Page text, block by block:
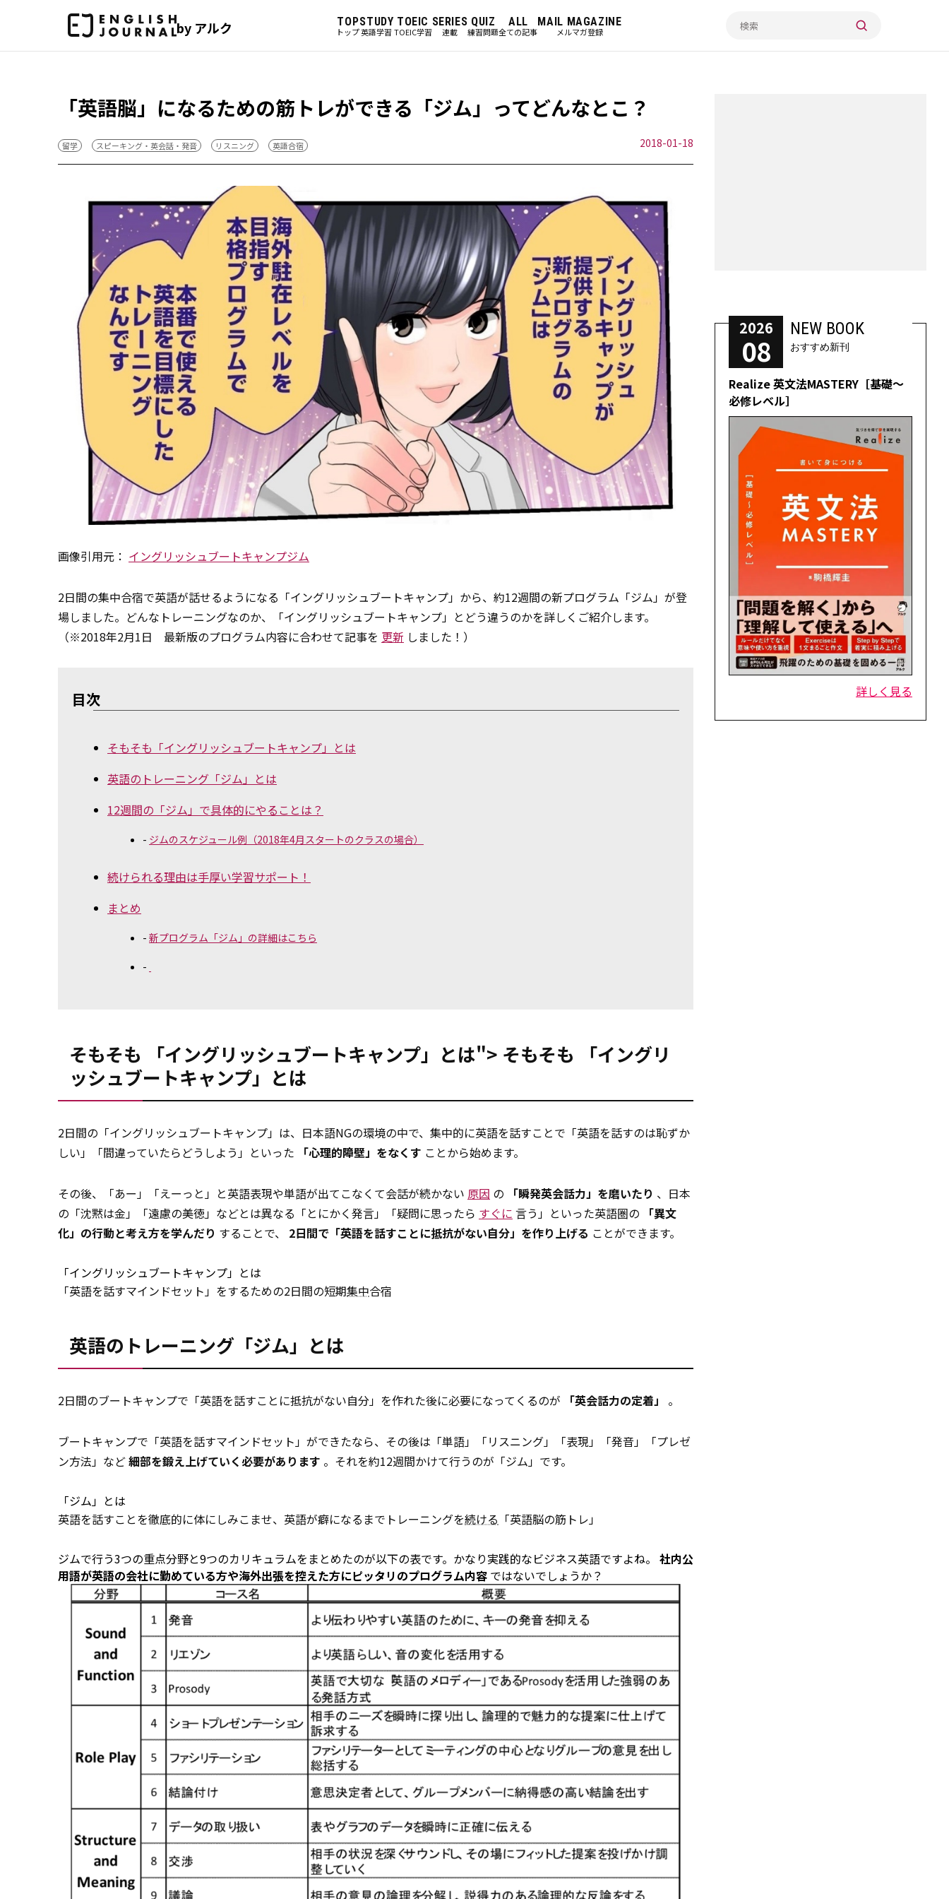
by アルク TOP
トップ
STUDY
英語学習
TOEIC
TOEIC学習
SERIES
連載
QUIZ
練習問題
ALL
全ての記事
MAIL MAGAZINE
メルマガ登録
「英語脳」になるための筋トレができる「ジム」ってどんなとこ？
留学 スピーキング・英会話・発音 リスニング 英語合宿 2018-01-18
画像引用元： イングリッシュブートキャンプジム
2日間の集中合宿で英語が話せるようになる「イングリッシュブートキャンプ」から、約12週間の新プログラム「ジム」が登
場しました。どんなトレーニングなのか、「イングリッシュブートキャンプ」とどう違うのかを詳しくご紹介します。
（※2018年2月1日 最新版のプログラム内容に合わせて記事を 更新 しました！）
目次
そもそも「イングリッシュブートキャンプ」とは
英語のトレーニング「ジム」とは
12週間の「ジム」で具体的にやることは？
ジムのスケジュール例（2018年4月スタートのクラスの場合）
続けられる理由は手厚い学習サポート！
まとめ
新プログラム「ジム」の詳細はこちら
そもそも 「イングリッシュブートキャンプ」とは"> そもそも 「イングリ
ッシュブートキャンプ」とは
2日間の「イングリッシュブートキャンプ」は、日本語NGの環境の中で、集中的に英語を話すことで「英語を話すのは恥ずか
しい」「間違っていたらどうしよう」といった
「心理的障壁」をなくす ことから始めます。
その後、「あー」「えーっと」と英語表現や単語が出てこなくて会話が続かない 原因 の 「瞬発英会話力」を磨いたり 、日本
の「沈黙は金」「遠慮の美徳」などとは異なる「とにかく発言」「疑問に思ったら すぐに 言う」といった英語圏の
「異文
化」の行動と考え方を学んだり することで、 2日間で「英語を話すことに抵抗がない自分」を作り上げる ことができます。
「イングリッシュブートキャンプ」とは
「英語を話すマインドセット」をするための2日間の短期集中合宿
英語のトレーニング「ジム」とは
2日間のブートキャンプで「英語を話すことに抵抗がない自分」を作れた後に必要になってくるのが 「英会話力の定着」 。
ブートキャンプで「英語を話すマインドセット」ができたなら、その後は「単語」「リスニング」「表現」「発音」「プレゼ
ン方法」など細部を鍛え上げていく必要があります 。それを約12週間かけて行うのが「ジム」です。
「ジム」とは
英語を話すことを徹底的に体にしみこませ、英語が癖になるまでトレーニングを続ける 「英語脳の筋トレ」
ジムで行う3つの重点分野と9つのカリキュラムをまとめたのが以下の表です。かなり実践的なビジネス英語ですよね。 社内公
用語が英語の会社に勤めている方や海外出張を控えた方にピッタリのプログラム内容 ではないでしょうか？
2026
08
NEW BOOK
おすすめ新刊
Realize 英文法MASTERY［基礎～
必修レベル］
詳しく見る